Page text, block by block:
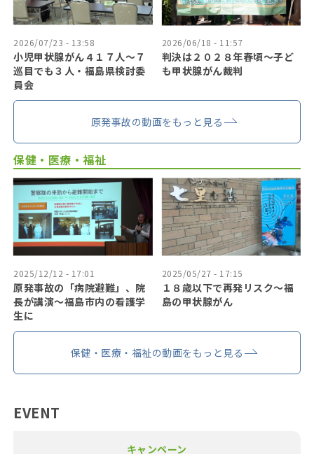
2026/07/23 - 13:58
小児甲状腺がん４１７人〜７
巡目でも３人・福島県検討委
員会
2026/06/18 - 11:57
判決は２０２８年春頃〜子ど
も甲状腺がん裁判
原発事故の動画をもっと見る
保健・医療・福祉
2025/12/12 - 17:01
原発事故の「病院避難」、院
長が講演～福島市内の看護学
生に
2025/05/27 - 17:15
１８歳以下で再発リスク〜福
島の甲状腺がん
保健・医療・福祉の動画をもっと見る
EVENT
キャンペーン